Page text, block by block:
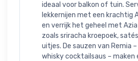
ideaal voor balkon of tuin.
lekkernijen met een krachtig
en verrijk het geheel met
zoals sriracha kroepoek,
uitjes. De sauzen van Remia
whisky cocktailsaus – maken